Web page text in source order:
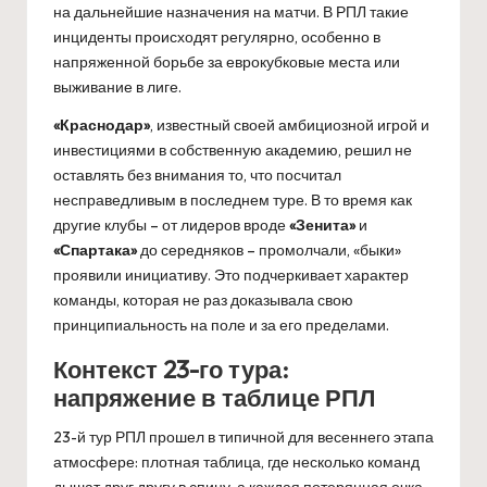
на дальнейшие назначения на матчи. В РПЛ такие
инциденты происходят регулярно, особенно в
напряженной борьбе за еврокубковые места или
выживание в лиге.
«Краснодар», известный своей амбициозной игрой и
инвестициями в собственную академию, решил не
оставлять без внимания то, что посчитал
несправедливым в последнем туре. В то время как
другие клубы – от лидеров вроде«Зенита»и
«Спартака»до середняков – промолчали, «быки»
проявили инициативу. Это подчеркивает характер
команды, которая не раз доказывала свою
принципиальность на поле и за его пределами.
Контекст 23-го тура:
напряжение в таблице РПЛ
23-й тур РПЛ прошел в типичной для весеннего этапа
атмосфере: плотная таблица, где несколько команд